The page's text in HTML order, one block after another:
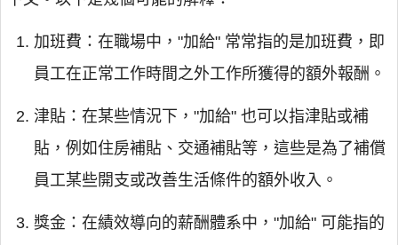
加班費：在職場中，"加給" 常常指的是加班費，即
員工在正常工作時間之外工作所獲得的額外報酬。
津貼：在某些情況下，"加給" 也可以指津貼或補
貼，例如住房補貼、交通補貼等，這些是為了補償
員工某些開支或改善生活條件的額外收入。
獎金：在績效導向的薪酬體系中，"加給" 可能指的